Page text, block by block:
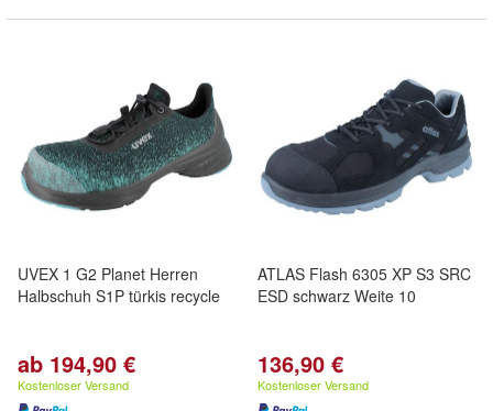
UVEX 1 G2 Planet Herren
Halbschuh S1P türkis recycle
ab 194,90 €
Kostenloser Versand
ATLAS Flash 6305 XP S3 SRC
ESD schwarz Weite 10
136,90 €
Kostenloser Versand